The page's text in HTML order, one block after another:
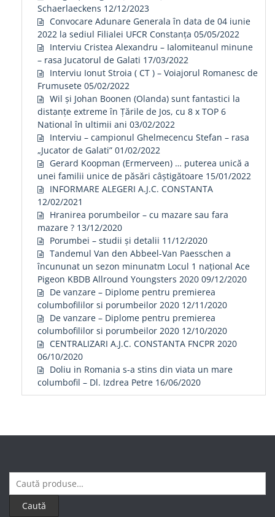
Schaerlaeckens 12/12/2023
Convocare Adunare Generala în data de 04 iunie
2022 la sediul Filialei UFCR Constanța 05/05/2022
Interviu Cristea Alexandru – Ialomiteanul minune
– rasa Jucatorul de Galati 17/03/2022
Interviu Ionut Stroia ( CT ) – Voiajorul Romanesc de
Frumusete 05/02/2022
Wil și Johan Boonen (Olanda) sunt fantastici la
distanțe extreme în Țările de Jos, cu 8 x TOP 6
National în ultimii ani 03/02/2022
Interviu – campionul Ghelmecencu Stefan – rasa
„Jucator de Galati” 01/02/2022
Gerard Koopman (Ermerveen) … puterea unică a
unei familii unice de păsări câștigătoare 15/01/2022
INFORMARE ALEGERI A.J.C. CONSTANTA
12/02/2021
Hranirea porumbeilor – cu mazare sau fara
mazare ? 13/12/2020
Porumbei – studii și detalii 11/12/2020
Tandemul Van den Abbeel-Van Paesschen a
încununat un sezon minunatm Locul 1 național Ace
Pigeon KBDB Allround Youngsters 2020 09/12/2020
De vanzare – Diplome pentru premierea
columbofililor si porumbeilor 2020 12/11/2020
De vanzare – Diplome pentru premierea
columbofililor si porumbeilor 2020 12/10/2020
CENTRALIZARI A.J.C. CONSTANTA FNCPR 2020
06/10/2020
Doliu in Romania s-a stins din viata un mare
columbofil – Dl. Izdrea Petre 16/06/2020
Caută
Caută